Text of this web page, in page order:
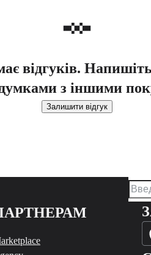
відгуків.
з іншими
Залишити відгук